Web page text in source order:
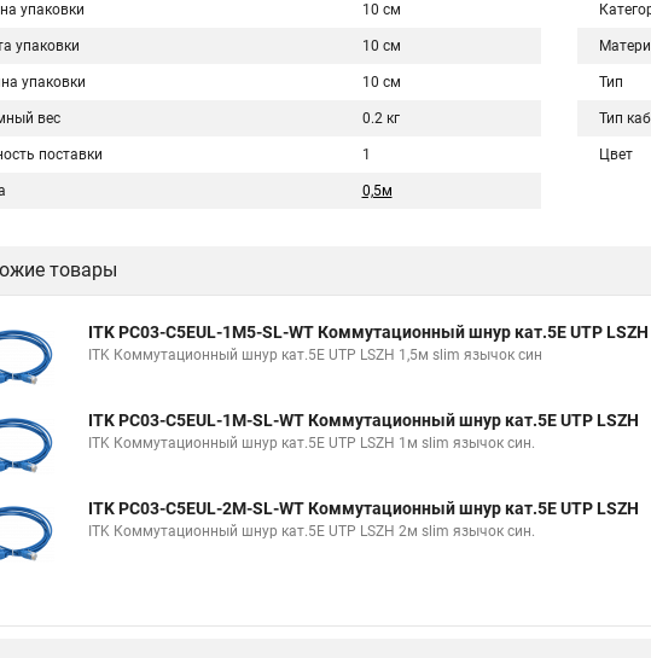
упаковки 10 см
упаковки 10 см
упаковки 10 см
вес 0.2 кг
поставки 1
0,5м
Тип
Тип
Цвет
товары
ITK PC03-C5EUL-1M5-SL-WT Коммутационный шнур кат.5E UTP LSZH
ITK Коммутационный шнур кат.5E UTP LSZH 1,5м slim язычок син
ITK PC03-C5EUL-1M-SL-WT Коммутационный шнур кат.5E UTP LSZH
ITK Коммутационный шнур кат.5E UTP LSZH 1м slim язычок син.
ITK PC03-C5EUL-2M-SL-WT Коммутационный шнур кат.5E UTP LSZH
ITK Коммутационный шнур кат.5E UTP LSZH 2м slim язычок син.